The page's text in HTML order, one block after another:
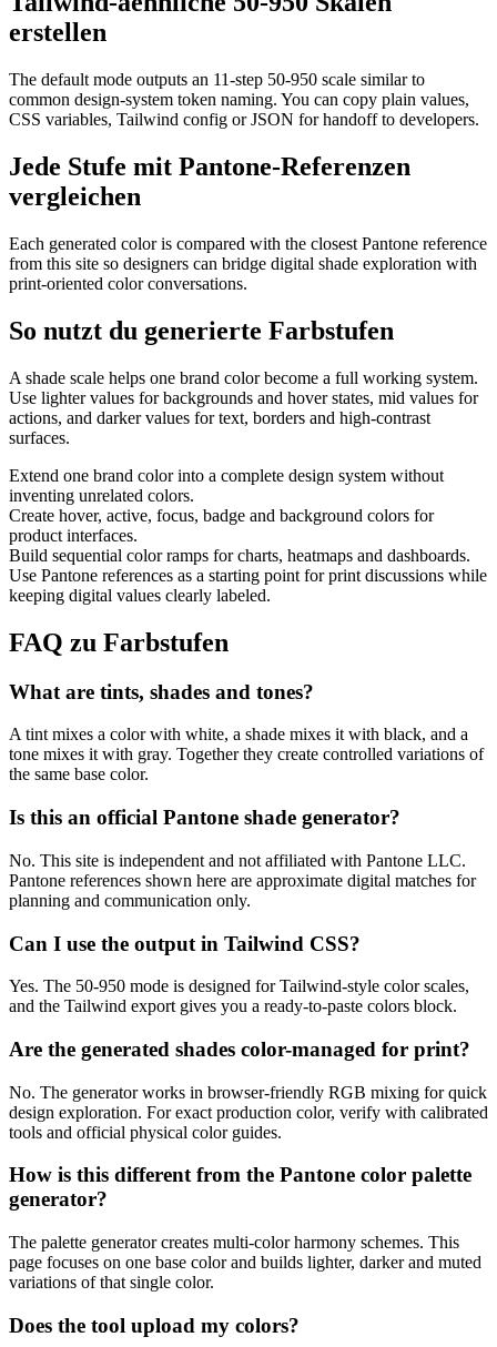
erstellen
The default mode outputs an 11-step 50-950 scale similar to
common design-system token naming. You can copy plain values,
CSS variables, Tailwind config or JSON for handoff to developers.
Jede Stufe mit Pantone-Referenzen
vergleichen
Each generated color is compared with the closest Pantone reference
from this site so designers can bridge digital shade exploration with
print-oriented color conversations.
So nutzt du generierte Farbstufen
A shade scale helps one brand color become a full working system.
Use lighter values for backgrounds and hover states, mid values for
actions, and darker values for text, borders and high-contrast
surfaces.
Extend one brand color into a complete design system without
inventing unrelated colors.
Create hover, active, focus, badge and background colors for
product interfaces.
Build sequential color ramps for charts, heatmaps and dashboards.
Use Pantone references as a starting point for print discussions while
keeping digital values clearly labeled.
FAQ zu Farbstufen
What are tints, shades and tones?
A tint mixes a color with white, a shade mixes it with black, and a
tone mixes it with gray. Together they create controlled variations of
the same base color.
Is this an official Pantone shade generator?
No. This site is independent and not affiliated with Pantone LLC.
Pantone references shown here are approximate digital matches for
planning and communication only.
Can I use the output in Tailwind CSS?
Yes. The 50-950 mode is designed for Tailwind-style color scales,
and the Tailwind export gives you a ready-to-paste colors block.
Are the generated shades color-managed for print?
No. The generator works in browser-friendly RGB mixing for quick
design exploration. For exact production color, verify with calibrated
tools and official physical color guides.
How is this different from the Pantone color palette
generator?
The palette generator creates multi-color harmony schemes. This
page focuses on one base color and builds lighter, darker and muted
variations of that single color.
Does the tool upload my colors?